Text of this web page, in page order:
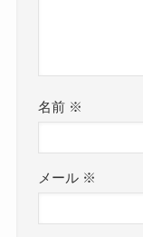
名前 ※
メール ※